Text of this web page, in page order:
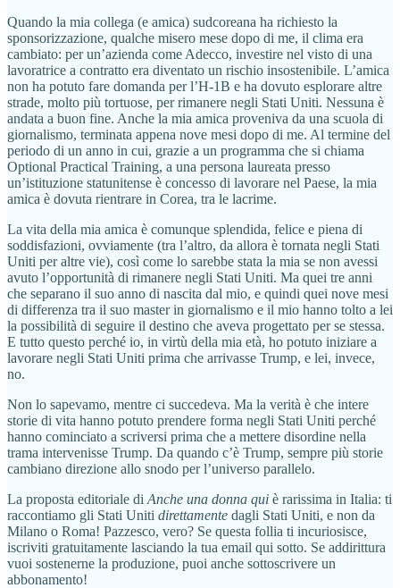
Quando la mia collega (e amica) sudcoreana ha richiesto la
sponsorizzazione, qualche misero mese dopo di me, il clima era
cambiato: per un’azienda come Adecco, investire nel visto di una
lavoratrice a contratto era diventato un rischio insostenibile. L’amica
non ha potuto fare domanda per l’H-1B e ha dovuto esplorare altre
strade, molto più tortuose, per rimanere negli Stati Uniti. Nessuna è
andata a buon fine. Anche la mia amica proveniva da una scuola di
giornalismo, terminata appena nove mesi dopo di me. Al termine del
periodo di un anno in cui, grazie a un programma che si chiama
Optional Practical Training, a una persona laureata presso
un’istituzione statunitense è concesso di lavorare nel Paese, la mia
amica è dovuta rientrare in Corea, tra le lacrime.
La vita della mia amica è comunque splendida, felice e piena di
soddisfazioni, ovviamente (tra l’altro, da allora è tornata negli Stati
Uniti per altre vie), così come lo sarebbe stata la mia se non avessi
avuto l’opportunità di rimanere negli Stati Uniti. Ma quei tre anni
che separano il suo anno di nascita dal mio, e quindi quei nove mesi
di differenza tra il suo master in giornalismo e il mio hanno tolto a lei
la possibilità di seguire il destino che aveva progettato per se stessa.
E tutto questo perché io, in virtù della mia età, ho potuto iniziare a
lavorare negli Stati Uniti prima che arrivasse Trump, e lei, invece,
no.
Non lo sapevamo, mentre ci succedeva. Ma la verità è che intere
storie di vita hanno potuto prendere forma negli Stati Uniti perché
hanno cominciato a scriversi prima che a mettere disordine nella
trama intervenisse Trump. Da quando c’è Trump, sempre più storie
cambiano direzione allo snodo per l’universo parallelo.
La proposta editoriale di Anche una donna qui è rarissima in Italia: ti
raccontiamo gli Stati Uniti direttamente dagli Stati Uniti, e non da
Milano o Roma! Pazzesco, vero? Se questa follia ti incuriosisce,
iscriviti gratuitamente lasciando la tua email qui sotto. Se addirittura
vuoi sostenerne la produzione, puoi anche sottoscrivere un
abbonamento!